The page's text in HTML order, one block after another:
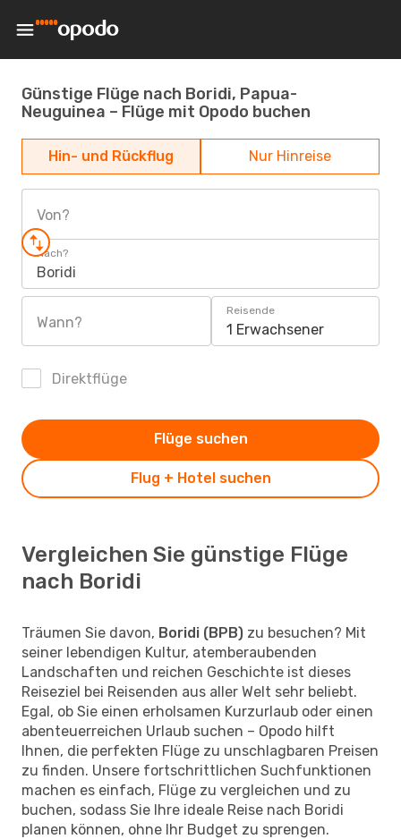
Günstige Flüge nach Boridi, Papua-
Neuguinea – Flüge mit Opodo buchen
Hin- und Rückflug Nur Hinreise
Von?
Nach?
Boridi
Wann?
Reisende
1 Erwachsener
Direktflüge
Flug + Hotel suchen
Flüge suchen
Vergleichen Sie günstige Flüge
nach Boridi
Träumen Sie davon, Boridi (BPB) zu besuchen? Mit
seiner lebendigen Kultur, atemberaubenden
Landschaften und reichen Geschichte ist dieses
Reiseziel bei Reisenden aus aller Welt sehr beliebt.
Egal, ob Sie einen erholsamen Kurzurlaub oder einen
abenteuerreichen Urlaub suchen – Opodo hilft
Ihnen, die perfekten Flüge zu unschlagbaren Preisen
zu finden. Unsere fortschrittlichen Suchfunktionen
machen es einfach, Flüge zu vergleichen und zu
buchen, sodass Sie Ihre ideale Reise nach Boridi
planen können, ohne Ihr Budget zu sprengen.